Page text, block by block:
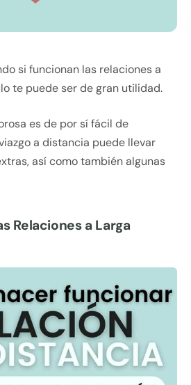
si funcionan las relaciones a
te puede ser de gran utilidad.
es de por sí fácil de
a distancia puede llevar
así como también algunas
Relaciones a Larga